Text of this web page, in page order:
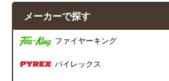
メーカーで探す
ファイヤーキング
パイレックス